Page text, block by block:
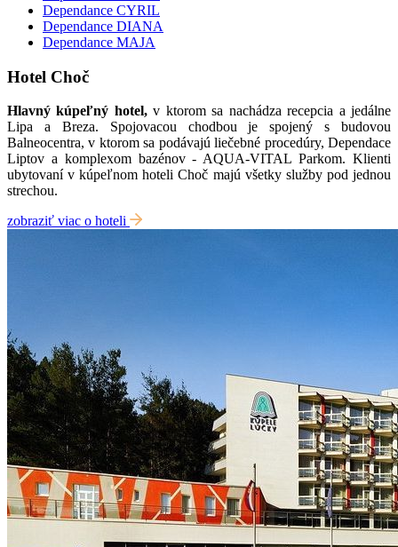
Dependance CYRIL
Dependance DIANA
Dependance MAJA
Hotel Choč
Hlavný kúpeľný hotel,v ktorom sa nachádza recepcia a jedálne
Lipa a Breza. Spojovacou chodbou je spojený s budovou
Balneocentra, v ktorom sa podávajú liečebné procedúry, Dependace
Liptov a komplexom bazénov - AQUA-VITAL Parkom. Klienti
ubytovaní v kúpeľnom hoteli Choč majú všetky služby pod jednou
strechou.
zobraziť viac o hoteli